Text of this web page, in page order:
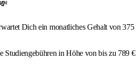
💸
Dich ein monatliches Gehalt von 375
Studiengebühren in Höhe von bis zu 789 €